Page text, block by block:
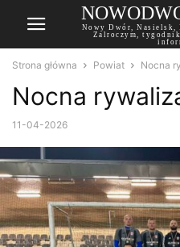
Nowy Dwór, Nasielsk,
Zalroczym,
Strona główna Powiat Nocna
Nocna
11-04-2026